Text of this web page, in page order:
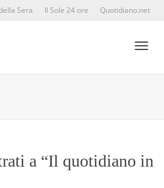
Sera Il Sole 24 ore Quotidiano.net
a “Il quotidiano in